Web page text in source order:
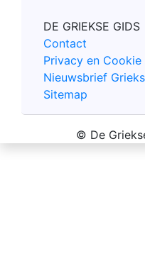
DE GRIEKSE GIDS
Contact
Privacy en
Nieuwsbrief
Sitemap
© De